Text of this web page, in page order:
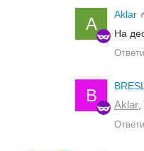
A Aklar
На
B Aklar